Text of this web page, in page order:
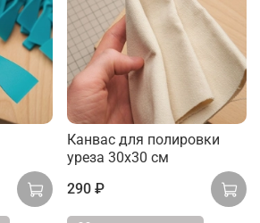
Канвас для полировки
уреза 30x30 см
290 ₽